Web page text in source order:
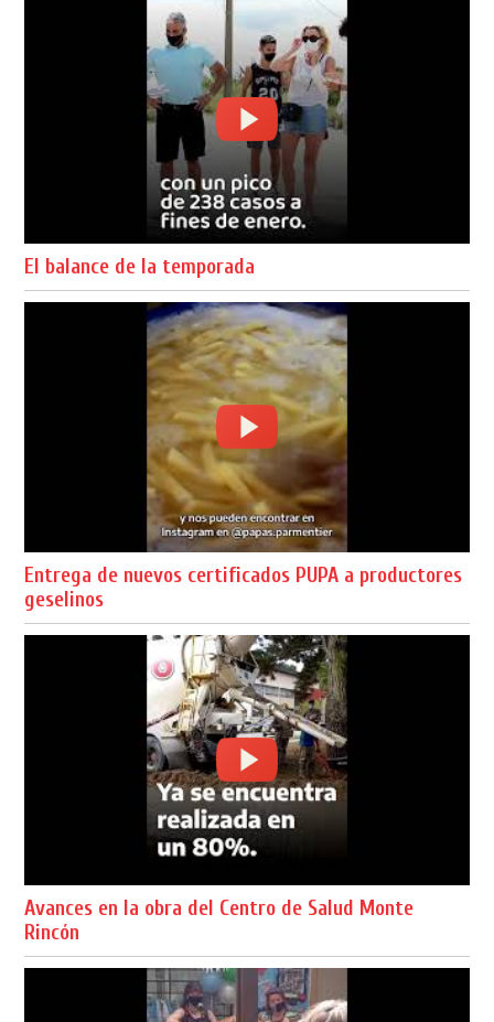
El balance de la temporada
Entrega de nuevos certificados PUPA a productores
geselinos
Avances en la obra del Centro de Salud Monte
Rincón